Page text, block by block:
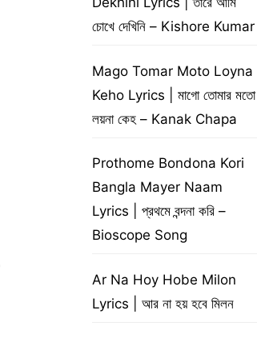
চোখে দেখিনি – Kishore Kumar
Mago Tomar Moto Loyna
Keho Lyrics | মাগো তোমার মতো
লয়না কেহ – Kanak Chapa
Prothome Bondona Kori
Bangla Mayer Naam
Lyrics | প্রথমে বন্দনা করি –
Bioscope Song
Ar Na Hoy Hobe Milon
Lyrics | আর না হয় হবে মিলন